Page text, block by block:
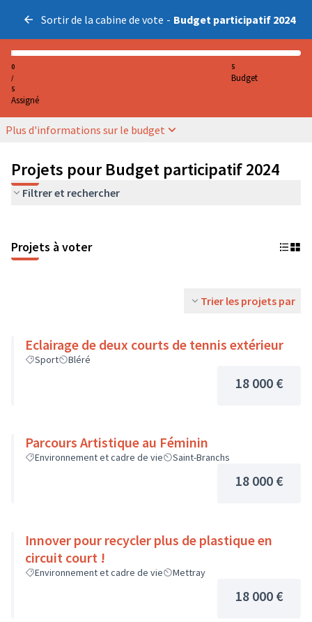
Sortir de la cabine de vote - Budget participatif 2024
0
/
5
Assigné
5
Budget
Plus d'informations sur le budget
Projets pour Budget participatif 2024
Filtrer et rechercher
Projets à voter
Trier les projets par
Eclairage de deux courts de tennis extérieur
Sport Bléré
18 000 €
Parcours Artistique au Féminin
Environnement et cadre de vie Saint-Branchs
18 000 €
Innover pour recycler plus de plastique en
circuit court !
Environnement et cadre de vie Mettray
18 000 €